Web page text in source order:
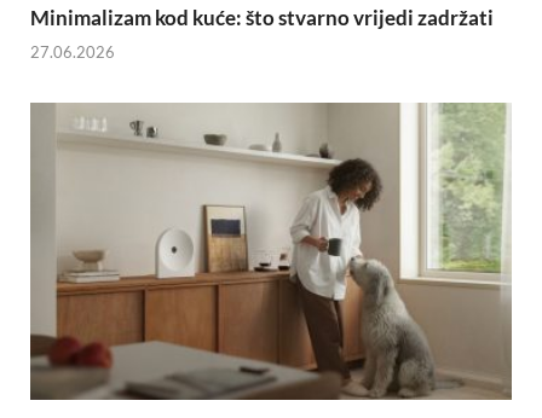
Minimalizam kod kuće: što stvarno vrijedi zadržati
27.06.2026